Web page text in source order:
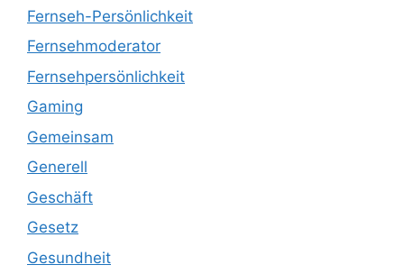
Fernseh-Persönlichkeit
Fernsehmoderator
Fernsehpersönlichkeit
Gaming
Gemeinsam
Generell
Geschäft
Gesetz
Gesundheit